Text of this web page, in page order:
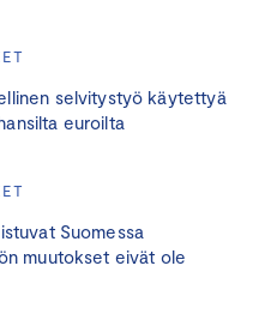
selvitystyö käytettyä
euroilta
Suomessa
muutokset eivät ole